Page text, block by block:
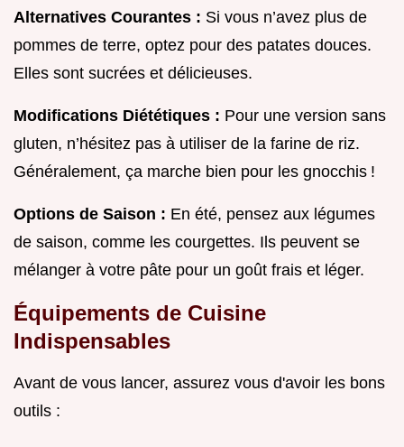
Alternatives Courantes : Si vous n’avez plus de
pommes de terre, optez pour des patates douces.
Elles sont sucrées et délicieuses.
Modifications Diététiques : Pour une version sans
gluten, n’hésitez pas à utiliser de la farine de riz.
Généralement, ça marche bien pour les gnocchis !
Options de Saison : En été, pensez aux légumes
de saison, comme les courgettes. Ils peuvent se
mélanger à votre pâte pour un goût frais et léger.
Équipements de Cuisine
Indispensables
Avant de vous lancer, assurez vous d'avoir les bons
outils :